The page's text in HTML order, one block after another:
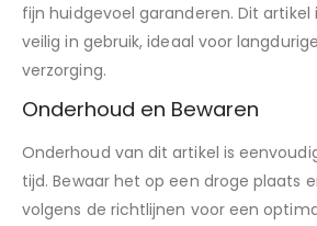
fijn huidgevoel garanderen. Dit
veilig in gebruik, ideaal voor
verzorging.
Onderhoud en Bewaren
Onderhoud van dit artikel is
tijd. Bewaar het op een droge plaats
volgens de richtlijnen voor een